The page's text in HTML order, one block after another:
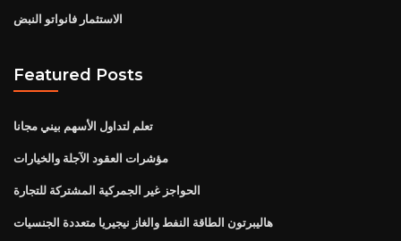
الاستثمار فانواتو النبض
Featured Posts
تعلم لتداول الأسهم بيني مجانا
مؤشرات العقود الآجلة والخيارات
الحواجز غير الجمركية المشتركة للتجارة
هاليبرتون الطاقة النفط والغاز نيجيريا متعددة الجنسيات